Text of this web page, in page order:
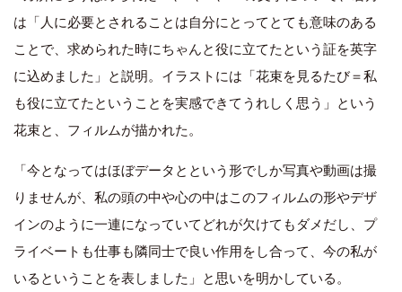
は「人に必要とされることは自分にとってとても意味のある
ことで、求められた時にちゃんと役に立てたという証を英字
に込めました」と説明。イラストには「花束を見るたび＝私
も役に立てたということを実感できてうれしく思う」という
花束と、フィルムが描かれた。
「今となってはほぼデータとという形でしか写真や動画は撮
りませんが、私の頭の中や心の中はこのフィルムの形やデザ
インのように一連になっていてどれが欠けてもダメだし、プ
ライベートも仕事も隣同士で良い作用をし合って、今の私が
いるということを表しました」と思いを明かしている。